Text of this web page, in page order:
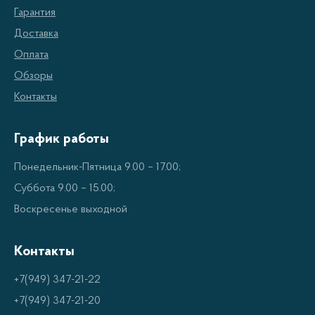
использоваться для длительной и продолжительной
работы по измельчению и резке продуктов.
Уникальные функции
уникальными функциями, такими как простая
Доступность и надежность
Гарантия
Доставка
Оплата
Обзоры
Контакты
График работы
Понедельник-Пятница 9.00 – 17.00;
Суббота 9.00 – 15.00;
Воскресенье выходной
Контакты
+7(949) 347-21-22
+7(949) 347-21-20